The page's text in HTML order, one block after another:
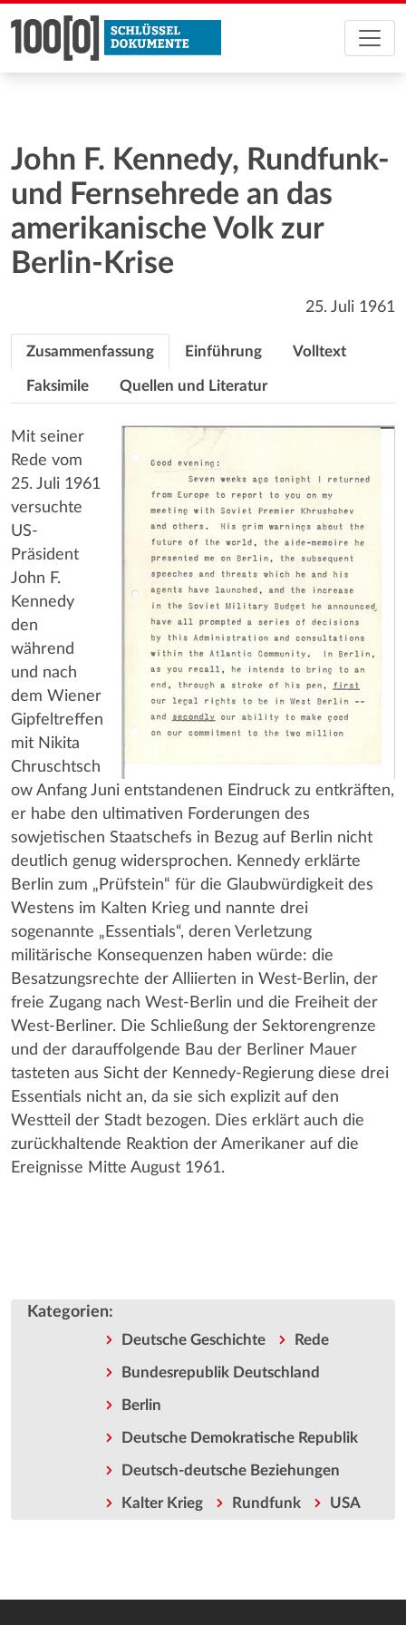
John F. Kennedy, Rundfunk-
und Fernsehrede an das
amerikanische Volk zur
Berlin-Krise
25. Juli 1961
Zusammenfassung Einführung Volltext
Faksimile Quellen und Literatur
Mit seiner
Rede vom
25. Juli 1961
versuchte
US-
Präsident
John F.
Kennedy
den
während
und nach
dem Wiener
Gipfeltreffen
mit Nikita
Chruschtsch
ow Anfang Juni entstandenen Eindruck zu entkräften,
er habe den ultimativen Forderungen des
sowjetischen Staatschefs in Bezug auf Berlin nicht
deutlich genug widersprochen. Kennedy erklärte
Berlin zum „Prüfstein“ für die Glaubwürdigkeit des
Westens im Kalten Krieg und nannte drei
sogenannte „Essentials“, deren Verletzung
militärische Konsequenzen haben würde: die
Besatzungsrechte der Alliierten in West-Berlin, der
freie Zugang nach West-Berlin und die Freiheit der
West-Berliner. Die Schließung der Sektorengrenze
und der darauffolgende Bau der Berliner Mauer
tasteten aus Sicht der Kennedy-Regierung diese drei
Essentials nicht an, da sie sich explizit auf den
Westteil der Stadt bezogen. Dies erklärt auch die
zurückhaltende Reaktion der Amerikaner auf die
Ereignisse Mitte August 1961.
Kategorien:
Deutsche Geschichte Rede
Bundesrepublik Deutschland
Berlin
Deutsche Demokratische Republik
Deutsch-deutsche Beziehungen
Kalter Krieg Rundfunk USA